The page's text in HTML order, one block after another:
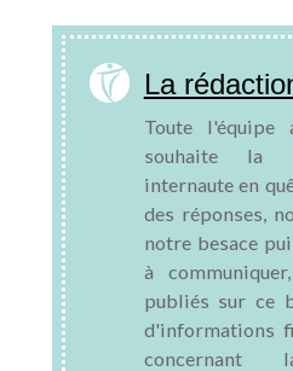
La
Toute l'équipe
souhaite la
internaute en
des réponses,
notre besace
à
publiés sur ce
d'informations